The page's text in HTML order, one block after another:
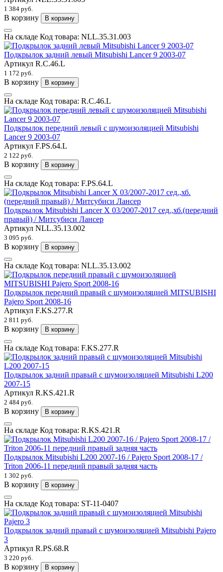
1 384 руб.
В корзину В корзину
На складе Код товара: NLL.35.31.003
Подкрылок задний левый Mitsubishi Lancer 9 2003-07
Артикул R.C.46.L
1 172 руб.
В корзину В корзину
На складе Код товара: R.C.46.L
Подкрылок передний левый с шумоизоляцией Mitsubishi
Lancer 9 2003-07
Артикул F.PS.64.L
2 122 руб.
В корзину В корзину
На складе Код товара: F.PS.64.L
Подкрылок Mitsubishi Lancer X 03/2007-2017 сед.,хб.(передний
правый) / Митсубиси Лансер
Артикул NLL.35.13.002
3 095 руб.
В корзину В корзину
На складе Код товара: NLL.35.13.002
Подкрылок передний правый с шумоизоляцией MITSUBISHI
Pajero Sport 2008-16
Артикул F.KS.277.R
2 811 руб.
В корзину В корзину
На складе Код товара: F.KS.277.R
Подкрылок задний правый с шумоизоляцией Mitsubishi L200
2007-15
Артикул R.KS.421.R
2 484 руб.
В корзину В корзину
На складе Код товара: R.KS.421.R
Подкрылок Mitsubishi L200 2007-16 / Pajero Sport 2008-17 /
Triton 2006-11 передний правый задняя часть
1 302 руб.
В корзину В корзину
На складе Код товара: ST-11-0407
Подкрылок задний правый с шумоизоляцией Mitsubishi Pajero
3
Артикул R.PS.68.R
3 220 руб.
В корзину В корзину